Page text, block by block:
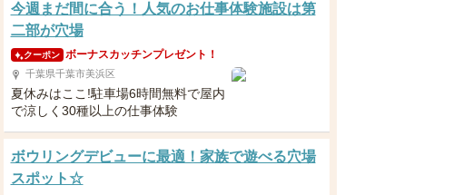
今週まだ間に合う！人気のお仕事体験施設は第
二部が穴場
クーポン ボーナスカッチンプレゼント！
千葉県千葉市美浜区
夏休みはここ!駐車場6時間無料で屋内
で涼しく30種以上の仕事体験
ボウリングデビューに最適！家族で遊べる穴場
スポット☆